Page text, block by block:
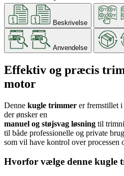
Beskrivelse
Anvendelse
Effektiv og præcis
motor
Denne kugle trimmer er fremstillet i
der ønsker en
manuel og støjsvag løsning til
til både professionelle og private
som vil have kontrol over processen
Hvorfor vælge denne kugle